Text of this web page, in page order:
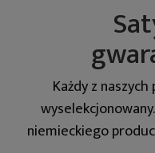
Każdy z
niemieckiego